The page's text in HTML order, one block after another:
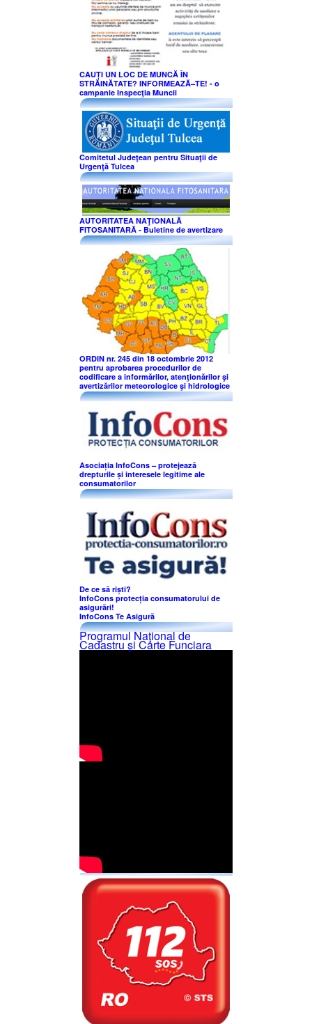
CAUȚI UN LOC DE MUNCĂ ÎN
STRĂINĂTATE? INFORMEAZĂ–TE! - o
campanie Inspecţia Muncii
Comitetul Judeţean pentru Situaţii de
Urgenţă Tulcea
AUTORITATEA NAŢIONALĂ
FITOSANITARĂ - Buletine de avertizare
ORDIN nr. 245 din 18 octombrie 2012
pentru aprobarea procedurilor de
codificare a informărilor, atenţionărilor şi
avertizărilor meteorologice şi hidrologice
Asociația InfoCons – protejează
drepturile și interesele legitime ale
consumatorilor
De ce să riști?
InfoCons protecția consumatorului de
asigurări!
InfoCons Te Asigură
Programul Naţional de
Cadastru şi Carte Funciara